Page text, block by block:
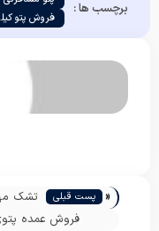
برچسب ها :
فروش پتو
« پست قبلی
تشک
وزن دو
فروش عمده پتوی